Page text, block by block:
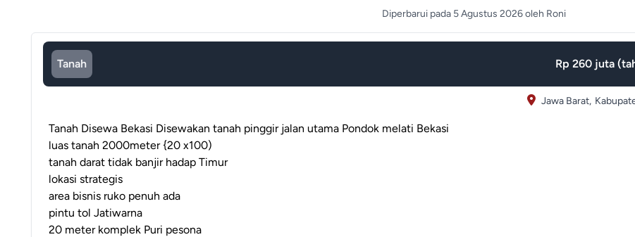
Diperbarui pada 5 Agustus 2026 oleh Roni
Tanah Rp 260 juta
Jawa Barat,
Tanah Disewa Bekasi Disewakan tanah pinggir jalan utama Pondok melati Bekasi
luas tanah 2000meter {20 x100)
tanah darat tidak banjir hadap Timur
lokasi strategis
area bisnis ruko penuh ada
pintu tol Jatiwarna
20 meter komplek Puri pesona